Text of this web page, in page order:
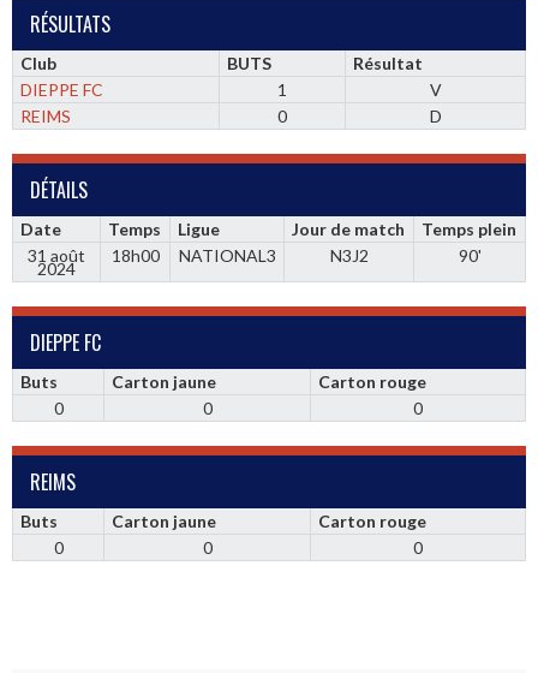
RÉSULTATS
Club BUTS
Résultat
DIEPPE FC
1
V
REIMS
0 D
DÉTAILS
Date Temps Ligue Jour de match
Temps plein
31 août
2024
18h00 NATIONAL3 N3J2 90'
DIEPPE FC
Buts Carton jaune
Carton rouge
0
0 0
REIMS
Buts Carton jaune
Carton rouge
0
0 0